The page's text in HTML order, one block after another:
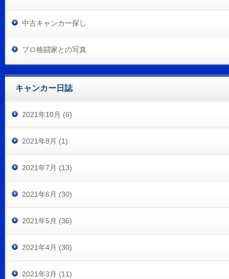
中古キャンカー探し
プロ格闘家との写真
キャンカー日誌
2021年10月 (6)
2021年8月 (1)
2021年7月 (13)
2021年6月 (30)
2021年5月 (36)
2021年4月 (30)
2021年3月 (11)